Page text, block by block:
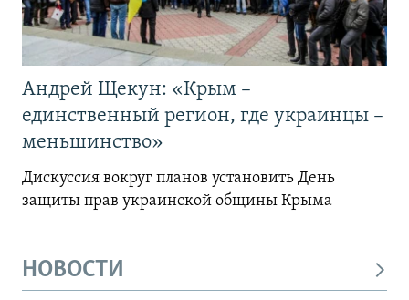
Андрей Щекун: «Крым –
единственный регион, где украинцы –
меньшинство»
Дискуссия вокруг планов установить День
защиты прав украинской общины Крыма
НОВОСТИ